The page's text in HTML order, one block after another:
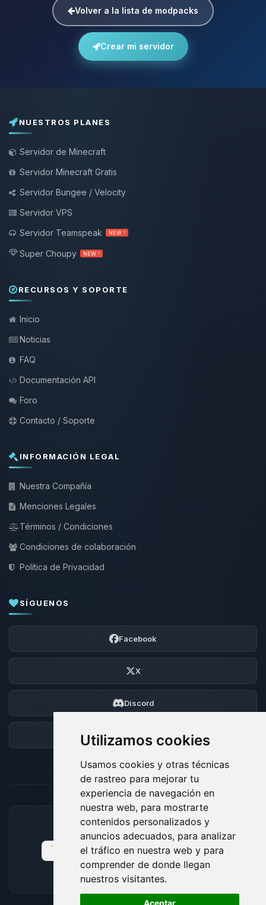
Utilizamos cookies
Usamos cookies y otras técnicas
de rastreo para mejorar tu
experiencia de navegación en
nuestra web, para mostrarte
contenidos personalizados y
anuncios adecuados, para analizar
el tráfico en nuestra web y para
comprender de donde llegan
nuestros visitantes.
Aceptar
Volver a la lista de modpacks
Crear mi servidor
NUESTROS PLANES
Servidor de Minecraft
Servidor Minecraft Gratis
Servidor Bungee / Velocity
Servidor VPS
Servidor Teamspeak
NEW !
Super Choupy NEW !
RECURSOS Y SOPORTE
Inicio
Noticias
FAQ
Documentación API
Foro
Contacto / Soporte
INFORMACIÓN LEGAL
Nuestra Compañía
Menciones Legales
Términos / Condiciones
Condiciones de colaboración
Política de Privacidad
SÍGUENOS
Facebook
X
Discord
Foro
MÉTODOS DE PAGO ACEPTADOS
🍪